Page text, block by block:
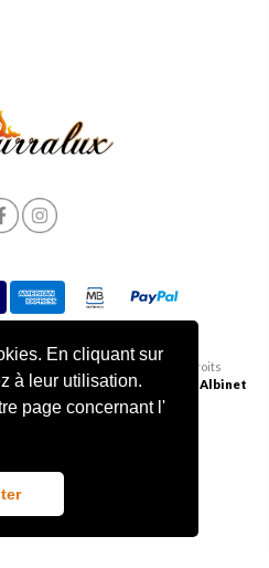
En cliquant sur
à leur utilisation.
page concernant l'
© 2026 Churralux. Tous droits
réservés | Développé par Albinet